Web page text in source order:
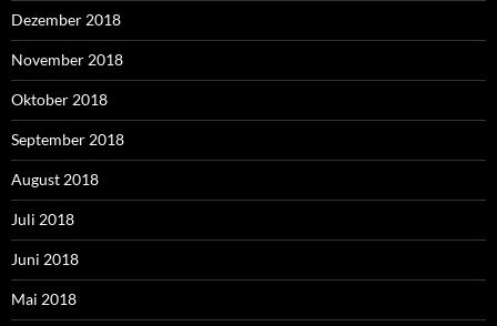
Dezember 2018
November 2018
Oktober 2018
September 2018
August 2018
Juli 2018
Juni 2018
Mai 2018